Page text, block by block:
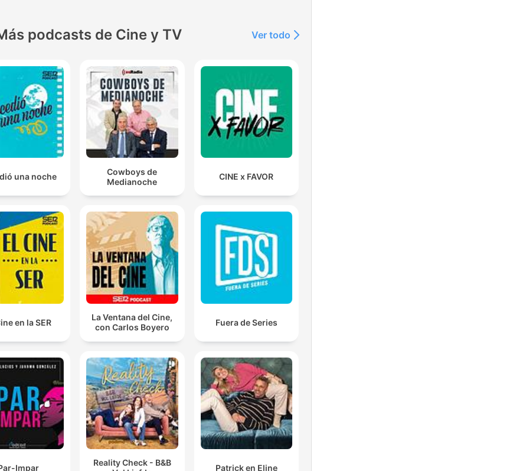
podcasts de Cine y TV Ver todo
una noche
Cowboys de
Medianoche
CINE x FAVOR
en la SER
La Ventana del Cine,
con Carlos Boyero
Fuera de Series
Impar
Reality Check - B&B
Patrick en Eline